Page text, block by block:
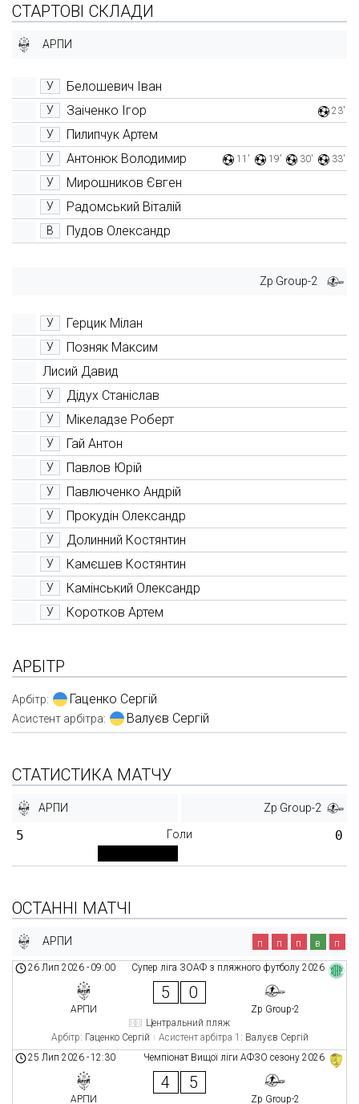
СТАРТОВІ СКЛАДИ
АРПИ
У Белошевич Іван
У Заіченко Ігор 23'
У Пилипчук Артем
У Антонюк Володимир 11' 19' 30' 33'
У Мирошников Євген
У Радомський Віталій
В Пудов Олександр
Zp Group-2
У Герцик Мілан
У
Позняк Максим
Лисий Давид
У Дідух Станіслав
У Мікеладзе Роберт
У Гай Антон
У Павлов Юрій
У Павлюченко Андрій
У Прокудін Олександр
У Долинний Костянтин
У Камєшев Костянтин
У Камінський Олександр
У Коротков Артем
АРБІТР
Арбітр: Гаценко Сергій
Асистент арбітра: Валуєв Сергій
СТАТИСТИКА МАТЧУ
АРПИ Zp Group-2
5 Голи 0
ОСТАННІ МАТЧІ
АРПИ п п п в п
Супер ліга ЗОАФ з пляжного футболу 2026
26 Лип 2026 - 09:00
АРПИ
5 0
Zp Group-2
Центральний пляж
Арбітр: Гаценко Сергій Асистент арбітра 1: Валуєв Сергій
Чемпіонат Вищої ліги АФЗО сезону 2026
25 Лип 2026 -12:30
АРПИ
4 5
Zp Group-2